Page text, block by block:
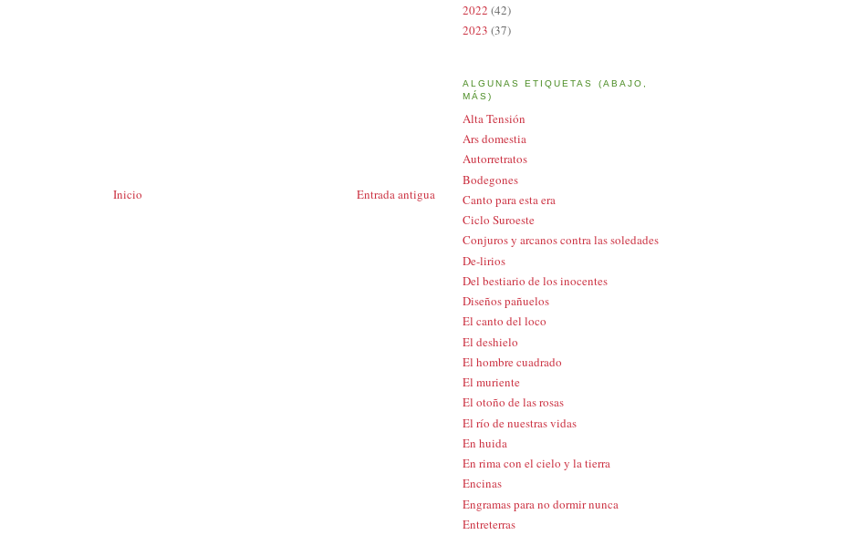
Entrada antigua
Inicio
2022 (42)
2023 (37)
ALGUNAS ETIQUETAS (ABAJO,
MÁS)
Alta Tensión
Ars domestia
Autorretratos
Bodegones
Canto para esta era
Ciclo Suroeste
Conjuros y arcanos contra las soledades
De-lirios
Del bestiario de los inocentes
Diseños pañuelos
El canto del loco
El deshielo
El hombre cuadrado
El muriente
El otoño de las rosas
El río de nuestras vidas
En huida
En rima con el cielo y la tierra
Encinas
Engramas para no dormir nunca
Entreterras